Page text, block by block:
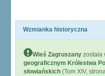
Wzmianka historyczna
Wieś Zagruszany
geograficznym Królestwa
słowiańskich (Tom XIV,